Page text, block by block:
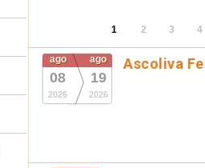
1 2 3 4
ago
08
2026
ago
19
2026
Ascoliva